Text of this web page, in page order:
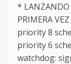
* LANZANDO
PRIMERA VEZ
priority 8
priority 6
watchdog: